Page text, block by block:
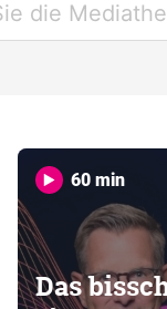
60 min
Das